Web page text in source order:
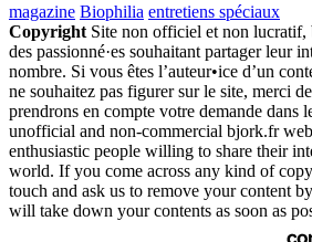
magazine Biophilia entretiens spéciaux
Copyright Site non officiel et non
des passionné·es souhaitant partager leur
nombre. Si vous êtes l’auteur•ice d’un
ne souhaitez pas figurer sur le site, merci
prendrons en compte votre demande dans
unofficial and non-commercial bjork.fr
enthusiastic people willing to share their
world. If you come across any kind of
touch and ask us to remove your content
will take down your contents as soon as